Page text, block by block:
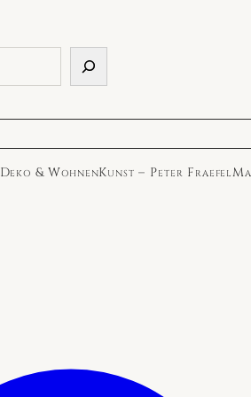
Deko & WohnenKunst – Peter Fraefel